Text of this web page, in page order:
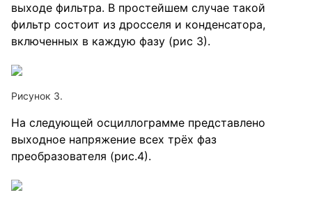
выходе фильтра. В простейшем случае такой
фильтр состоит из дросселя и конденсатора,
включенных в каждую фазу (рис 3).
Рисунок 3.
На следующей осциллограмме представлено
выходное напряжение всех трёх фаз
преобразователя (рис.4).